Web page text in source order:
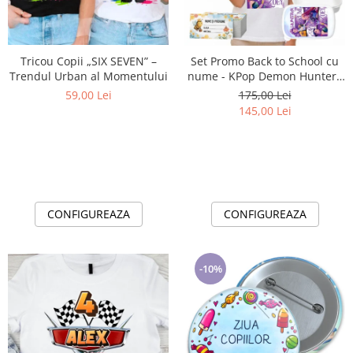
Lenjerii de pat pentru copii
Cadouri Cuplu
Fashion
Pijamale de CRACIUN
Pijamale de dama
Incaltaminte
Umbrele
Pijamale de copii
Pijamale BIG SIZE femei
Cadouri ocazii speciale
Tricouri de craciun
Tricou Copii „SIX SEVEN” –
Trendul Urban al Momentului
59,00 Lei
CONFIGUREAZA
Set Promo Back to School cu
nume - KPop Demon Hunters
- Purple Tricou + Cutie +
Bidon Personalizat pentru
copilul tău
175,00 Lei
145,00 Lei
CONFIGUREAZA
-10%